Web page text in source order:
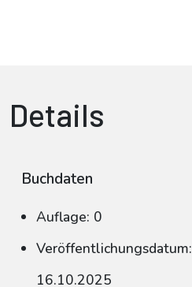
Details
Buchdaten
Auflage: 0
Veröffentlichungsdatum:
16.10.2025